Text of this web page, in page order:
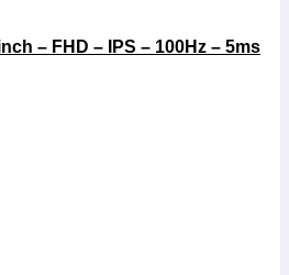
– FHD – IPS – 100Hz – 5ms